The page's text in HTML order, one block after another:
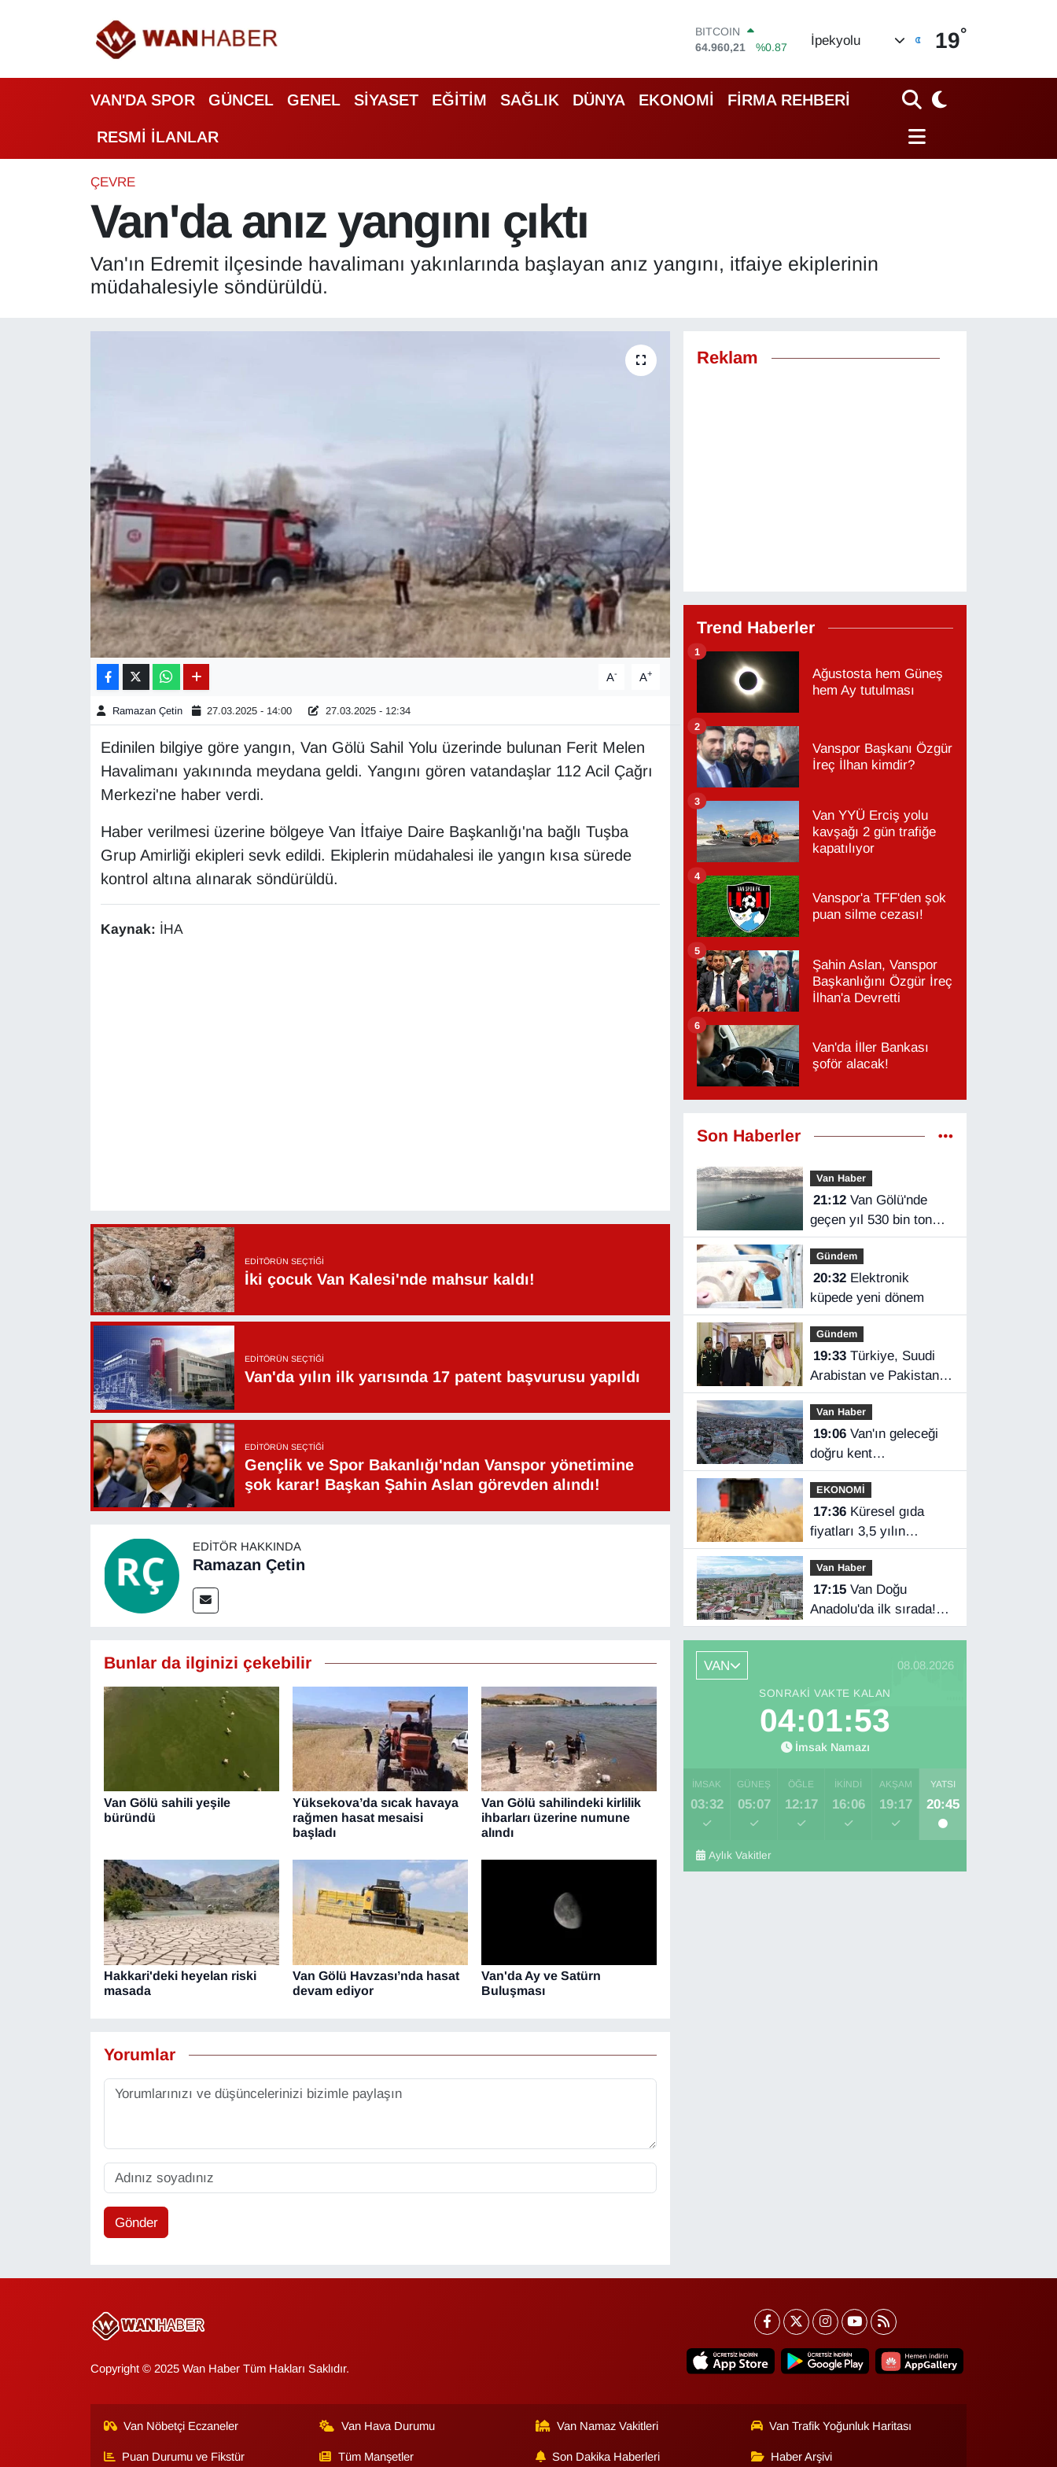
DOLAR
47,7436
%0.18
55,2510
%0.32
STERLİN
64,4811
%0.38
BİST100
İpekyolu 19°
VAN'DA SPOR GÜNCEL GENEL SİYASET EĞİTİM SAĞLIK DÜNYA EKONOMİ FİRMA REHBERİ
RESMİ İLANLAR
ÇEVRE
Van'da anız yangını çıktı
Van'ın Edremit ilçesinde havalimanı yakınlarında başlayan anız yangını, itfaiye ekiplerinin
müdahalesiyle söndürüldü.
A- A+
Ramazan Çetin 27.03.2025 - 14:00 27.03.2025 - 12:34
Edinilen bilgiye göre yangın, Van Gölü Sahil Yolu üzerinde bulunan Ferit Melen
Havalimanı yakınında meydana geldi. Yangını gören vatandaşlar 112 Acil Çağrı
Merkezi'ne haber verdi.
Haber verilmesi üzerine bölgeye Van İtfaiye Daire Başkanlığı'na bağlı Tuşba
Grup Amirliği ekipleri sevk edildi. Ekiplerin müdahalesi ile yangın kısa sürede
kontrol altına alınarak söndürüldü.
Kaynak: İHA
EDITÖRÜN SEÇTIĞI
İki çocuk Van Kalesi'nde mahsur kaldı!
EDITÖRÜN SEÇTIĞI
Van'da yılın ilk yarısında 17 patent başvurusu yapıldı
EDITÖRÜN SEÇTIĞI
Gençlik ve Spor Bakanlığı'ndan Vanspor yönetimine
şok karar! Başkan Şahin Aslan görevden alındı!
EDITÖR HAKKINDA
Ramazan Çetin
Bunlar da ilginizi çekebilir
Van Gölü sahili yeşile
büründü
Yüksekova’da sıcak havaya
rağmen hasat mesaisi
başladı
Van Gölü sahilindeki kirlilik
ihbarları üzerine numune
alındı
Hakkari'deki heyelan riski
masada
Van Gölü Havzası’nda hasat
devam ediyor
Van'da Ay ve Satürn
Buluşması
Yorumlar
Gönder
Reklam
Trend Haberler
Ağustosta hem Güneş
hem Ay tutulması
1
Vanspor Başkanı Özgür
İreç İlhan kimdir?
2
Van YYÜ Erciş yolu
kavşağı 2 gün trafiğe
kapatılıyor
3
Vanspor'a TFF'den şok
puan silme cezası!
4
Şahin Aslan, Vanspor
Başkanlığını Özgür İreç
İlhan'a Devretti
5
Van'da İller Bankası
şoför alacak!
6
Son Haberler
Van Haber
21:12Van Gölü'nde
geçen yıl 530 bin ton
yük taşındı
Gündem
20:32Elektronik
küpede yeni dönem
Gündem
19:33Türkiye, Suudi
Arabistan ve Pakistan
üçlü savunma
anlaşması imzaladı
Van Haber
19:06Van'ın geleceği
doğru kent
planlamasında
EKONOMİ
17:36Küresel gıda
fiyatları 3,5 yılın
zirvesinde
Van Haber
17:15Van Doğu
Anadolu'da ilk sırada!
Bakanlık verileri
VAN
08.08.2026
SONRAKI VAKTE KALAN
04:01:52
İmsak Namazı
İMSAK
03:32
GÜNEŞ
05:07
ÖĞLE
12:17
İKINDI
16:06
AKŞAM
19:17
YATSI
20:45
Aylık Vakitler
Copyright © 2025 Wan Haber Tüm Hakları Saklıdır.
Van Nöbetçi Eczaneler Van Hava Durumu Van Namaz Vakitleri Van Trafik Yoğunluk Haritası
Puan Durumu ve Fikstür Tüm Manşetler Son Dakika Haberleri Haber Arşivi
ASAYİŞ
BİLİM VE TEKNOLOJİ
Biyografi
Bölge Haberleri
ÇEVRE
EKONOMİ
En çok konuşulanlar
GENEL
HABERDE İNSAN
Kamu Alımları
POLİTİKA
Resmi İlanlar
RÖPORTAJ
Seri İlan
Sinema - TV
SİYASET
TEKNOLOJİ
VAN'DA SPOR
Van Nöbetçi Eczaneler
Van Hava Durumu
Van Namaz Vakitleri
Van Trafik Yoğunluk Haritası
Süper Lig Puan Durumu ve Fikstür
Tüm Manşetler